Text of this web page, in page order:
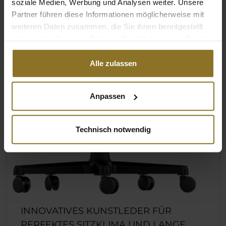
soziale Medien, Werbung und Analysen weiter. Unsere
Partner führen diese Informationen möglicherweise mit
weiteren Daten zusammen, die Sie ihnen bereitgestellt
gesammelt haben.
Alle zulassen
Anpassen
Technisch notwendig
INNOVATIVES KUNSTLEDER FÜR